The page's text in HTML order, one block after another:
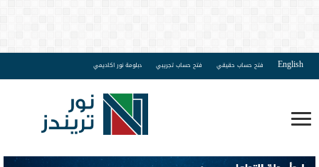
English فتح حساب حقيقي فتح حساب تجريبي دبلومة نور اكاديمي